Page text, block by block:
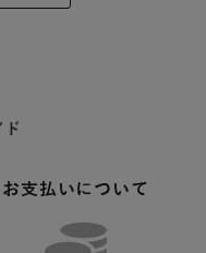
ド
お支払いについて